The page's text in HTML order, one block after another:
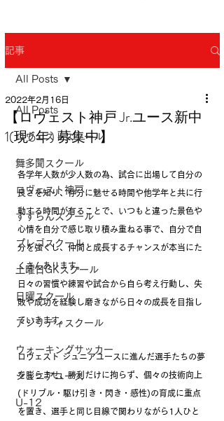
記事
All Posts
ロヴェストスクール
舞多聞スクール
ロヴェスト神戸
すずらんスクール
プレゴスクール
土曜日GKスクール
日曜スクール
アジリティスクール
ウォーキングサッカー
ジュニアユース
U-12
All Posts
【ロヴェスト神戸 Jr.ユース新中
1(現6年) 募集中】
2022年2月16日
各学年人数が少人数の為、試合に出場して自分の
良さを知り、存分に魅せる時間や他学年と共に行
動する時間が有ることで、いつもと違った景色や
心情を自分で感じ取り積み重ねる事で、自分で自
分を強くし、仲間と成長するチャンスが本当にた
くさんあります。
日々の習慣や練習や試合から自ら考え行動し、失
敗や成功を経験し磨きながら日々の成長を目指し
ていきます。
ロヴェスト ジュニアユースに進んだ選手たちの夢
を膨らませ、勝利だけに拘らず、個々の技術向上
(ドリブル・駆け引き・閃き・感性)の育成に重点
を置き、選手と同じ目線で関わりながら1人ひと